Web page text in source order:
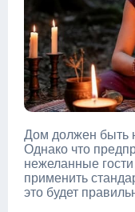
Дом должен быть
Однако что
нежеланные
применить
это будет